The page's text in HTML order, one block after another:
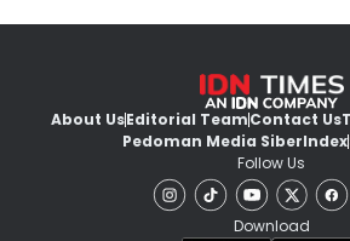
About UsEditorial TeamContact Us
Pedoman Media SiberIndex
Follow Us
Download